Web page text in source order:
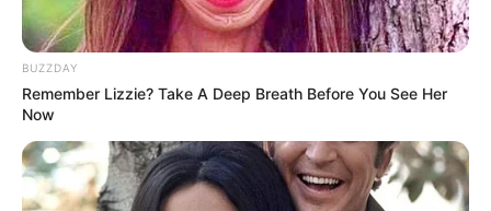
BUZZDAY
Remember Lizzie? Take A Deep Breath Before You See Her
Now